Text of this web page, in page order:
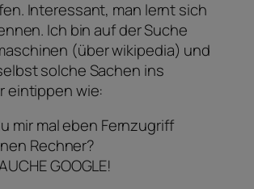
Interessant, man lernt sich
Ich bin auf der Suche
(über wikipedia) und
solche Sachen ins
eintippen wie:
mir mal eben Fernzugriff
Rechner?
GOOGLE!